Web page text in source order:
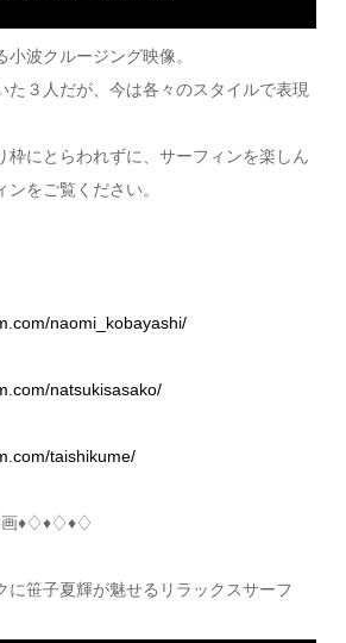
波クルージング映像。
た３人だが、今は各々のスタイルで表現
枠にとらわれずに、サーフィンを楽しん
をご覧ください。
naomi_kobayashi/
natsukisasako/
taishikume/
画♦︎♢♦︎♢♦︎♢
に笹子夏輝が魅せるリラックスサーフ